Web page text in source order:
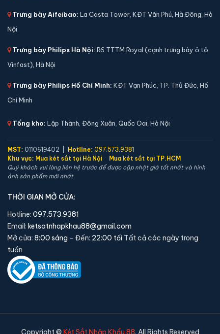
⚖️ Trọng lượng:
🔒 Khoá:Khóa điện tử
🛡️ Bảo hành:
Xem chi tiết →
⚖️ Trọng lượng:17 kg
🔒 Khoá:Khóa vân tay
Trưng bày Aifeibao: La Casta Tower, KĐT Văn Phú, Hà Đông, Hà
Nội
Trưng bày Philips Hà Nội: R6 TTTM Royal (cạnh trưng bày ô tô
Vinfast), Hà Nội
Trưng bày Philips Hồ Chí Minh: KĐT Vạn Phúc, TP. Thủ Đức, Hồ
Chí Minh
Tổng kho: Lập Thành, Đông Xuân, Quốc Oai, Hà Nội
MST: 0110619402 | Hotline: 097.573.9381
Khu vực: Mua két sắt tại Hà Nội · Mua két sắt tại TP.HCM
Quý khách vui lòng liên hệ trước để được cập nhật giá tốt nhất và hình
ảnh sản phẩm mới nhất.
THỜI GIAN MỞ CỬA:
Hotline: 097.573.9381
Email: ketsatnhapkhau88@gmail.com
Mở cửa: 8:00 sáng - Đến: 22:00 tối Tất cả các ngày trong
tuần
Copyright © Két Sắt Nhập Khẩu 88. All Rights Reserved